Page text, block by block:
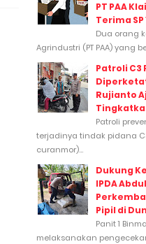
PT PAA
Terima SP
Dua orang
Agrindustri (PT PAA) yang
Patroli C3
Rujianto
Patroli
terjadinya tindak pidana
curanmor)...
Dukung
IPDA
Pipil di
Panit 1
melaksanakan